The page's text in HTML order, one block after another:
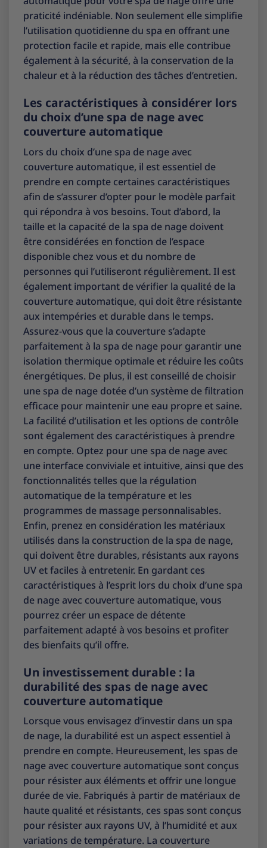
praticité indéniable. Non seulement elle simplifie
l’utilisation quotidienne du spa en offrant une
protection facile et rapide, mais elle contribue
également à la sécurité, à la conservation de la
chaleur et à la réduction des tâches d’entretien.
Les caractéristiques à considérer lors
du choix d’une spa de nage avec
couverture automatique
Lors du choix d’une spa de nage avec
couverture automatique, il est essentiel de
prendre en compte certaines caractéristiques
afin de s’assurer d’opter pour le modèle parfait
qui répondra à vos besoins. Tout d’abord, la
taille et la capacité de la spa de nage doivent
être considérées en fonction de l’espace
disponible chez vous et du nombre de
personnes qui l’utiliseront régulièrement. Il est
également important de vérifier la qualité de la
couverture automatique, qui doit être résistante
aux intempéries et durable dans le temps.
Assurez-vous que la couverture s’adapte
parfaitement à la spa de nage pour garantir une
isolation thermique optimale et réduire les coûts
énergétiques. De plus, il est conseillé de choisir
une spa de nage dotée d’un système de filtration
efficace pour maintenir une eau propre et saine.
La facilité d’utilisation et les options de contrôle
sont également des caractéristiques à prendre
en compte. Optez pour une spa de nage avec
une interface conviviale et intuitive, ainsi que des
fonctionnalités telles que la régulation
automatique de la température et les
programmes de massage personnalisables.
Enfin, prenez en considération les matériaux
utilisés dans la construction de la spa de nage,
qui doivent être durables, résistants aux rayons
UV et faciles à entretenir. En gardant ces
caractéristiques à l’esprit lors du choix d’une spa
de nage avec couverture automatique, vous
pourrez créer un espace de détente
parfaitement adapté à vos besoins et profiter
des bienfaits qu’il offre.
Un investissement durable : la
durabilité des spas de nage avec
couverture automatique
Lorsque vous envisagez d’investir dans un spa
de nage, la durabilité est un aspect essentiel à
prendre en compte. Heureusement, les spas de
nage avec couverture automatique sont conçus
pour résister aux éléments et offrir une longue
durée de vie. Fabriqués à partir de matériaux de
haute qualité et résistants, ces spas sont conçus
pour résister aux rayons UV, à l’humidité et aux
variations de température. La couverture